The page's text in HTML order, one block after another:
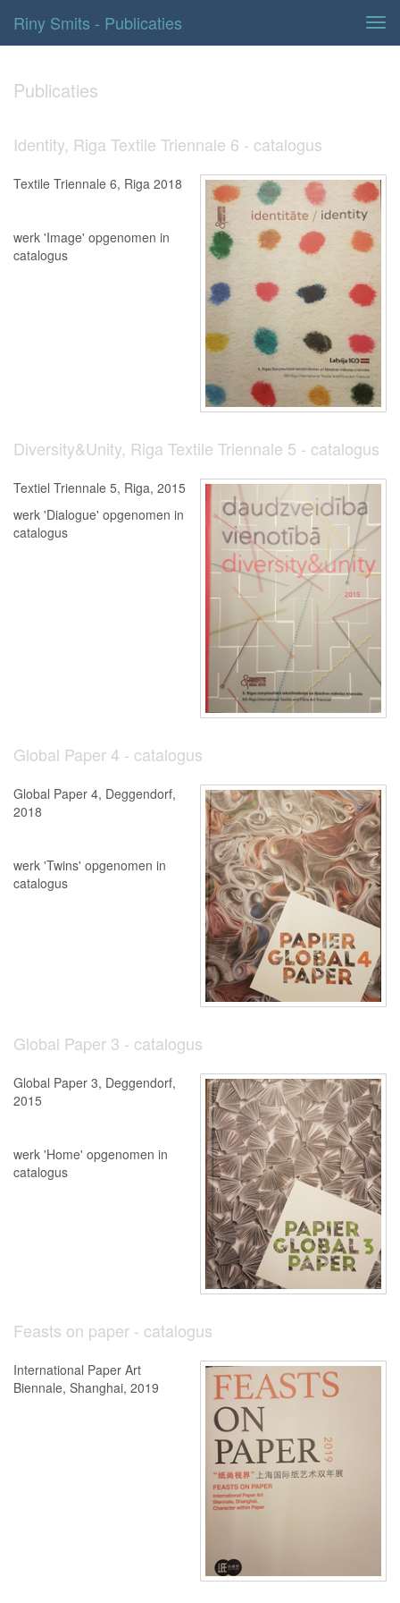
Riny Smits - Publicaties
Publicaties
Identity, Riga Textile Triennale 6 - catalogus
Textile Triennale 6, Riga 2018
werk 'Image' opgenomen in
catalogus
Diversity&Unity, Riga Textile Triennale 5 - catalogus
Textiel Triennale 5, Riga, 2015
werk 'Dialogue' opgenomen in
catalogus
Global Paper 4 - catalogus
Global Paper 4, Deggendorf,
2018
werk 'Twins' opgenomen in
catalogus
Global Paper 3 - catalogus
Global Paper 3, Deggendorf,
2015
werk 'Home' opgenomen in
catalogus
Feasts on paper - catalogus
International Paper Art
Biennale, Shanghai, 2019